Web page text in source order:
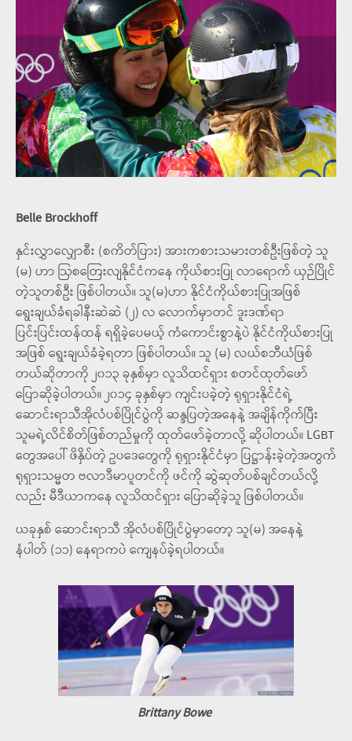
Belle Brockhoff
နှင်းလွှာလျှောစီး (စကိတ်ပြား) အားကစားသမားတစ်ဦးဖြစ်တဲ့ သူ
(မ) ဟာ ဩစတြေးလျနိုင်ငံကနေ ကိုယ်စားပြု လာရောက် ယှဉ်ပြိုင်
တဲ့သူတစ်ဦး ဖြစ်ပါတယ်။ သူ(မ)ဟာ နိုင်ငံကိုယ်စားပြုအဖြစ်
ရွေးချယ်ခံရခါနီးဆဲဆဲ (၂) လ လောက်မှာတင် ဒူးဒဏ်ရာ
ပြင်းပြင်းထန်ထန် ရရှိခဲ့ပေမယ့် ကံကောင်းစွာနဲ့ပဲ နိုင်ငံကိုယ်စားပြု
အဖြစ် ရွေးချယ်ခံခဲ့ရတာ ဖြစ်ပါတယ်။ သူ (မ) လယ်စဘီယံဖြစ်
တယ်ဆိုတာကို ၂၀၁၃ ခုနှစ်မှာ လူသိထင်ရှား စတင်ထုတ်ဖော်
ပြောဆိုခဲ့ပါတယ်။ ၂၀၁၄ ခုနှစ်မှာ ကျင်းပခဲ့တဲ့ ရုရှားနိုင်ငံရဲ့
ဆောင်းရာသီအိုလံပစ်ပြိုင်ပွဲကို ဆန္ဒပြတဲ့အနေနဲ့ အချိန်ကိုက်ပြီး
သူမရဲ့လိင်စိတ်ဖြစ်တည်မှုကို ထုတ်ဖော်ခဲ့တာလို့ ဆိုပါတယ်။ LGBT
တွေအပေါ် ဖိနှိပ်တဲ့ ဥပဒေတွေကို ရုရှားနိုင်ငံမှာ ပြဋ္ဌာန်းခဲ့တဲ့အတွက်
ရုရှားသမ္မတ ဗလာဒီမာပူတင်ကို ဖင်ကို ဆွဲဆုတ်ပစ်ချင်တယ်လို့
လည်း မီဒီယာကနေ လူသိထင်ရှား ပြောဆိုခဲ့သူ ဖြစ်ပါတယ်။
ယခုနှစ် ဆောင်းရာသီ အိုလံပစ်ပြိုင်ပွဲမှာတော့ သူ(မ) အနေနဲ့
နံပါတ် (၁၁) နေရာကပဲ ကျေနပ်ခဲ့ရပါတယ်။
Brittany Bowe